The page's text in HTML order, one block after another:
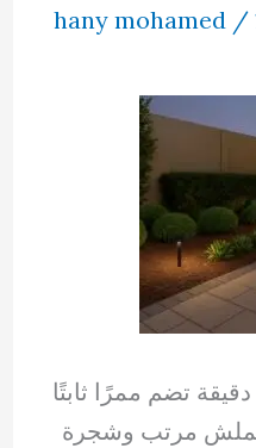
hany mohamed /
تضم ممرًا ثابتًا
مرتب وشجرة